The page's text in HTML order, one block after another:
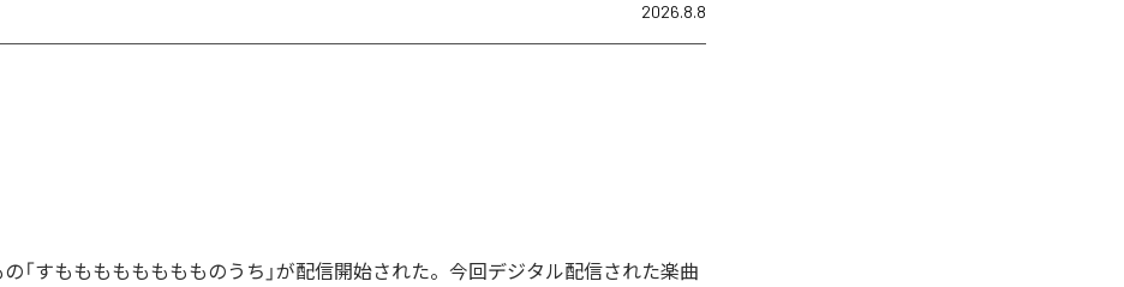
2026.8.8
「すもももももももものうち」が配信開始された。今回デジタル配信された楽曲